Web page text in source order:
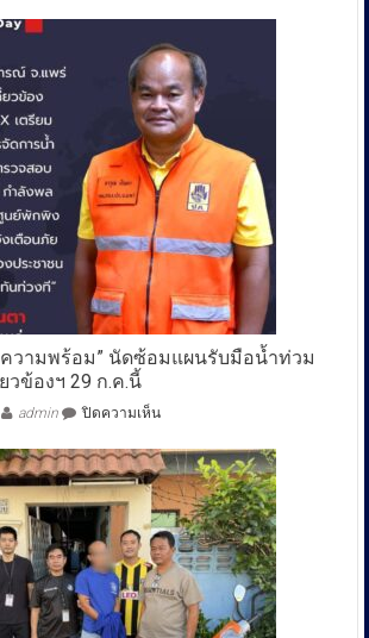
ความพร้อม” นัดซ้อมแผนรับมือน้ำท่วม
วข้องฯ 29 ก.ค.นี้
admin ปิดความเห็นบน
แพร่
“เช็ค
ความ
พร้อม”
นัด
ซ้อม
แผน
รับมือ
น้ำ